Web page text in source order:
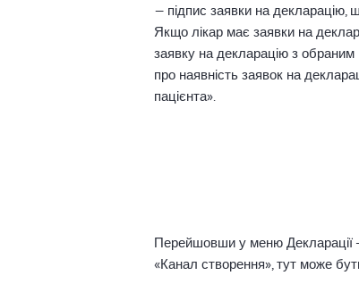
— підпис заявки на декларацію,
Якщо лікар має заявки на
заявку на декларацію з обраним
про наявність заявок на
пацієнта».
Перейшовши у меню Декларації -
«Канал створення», тут може